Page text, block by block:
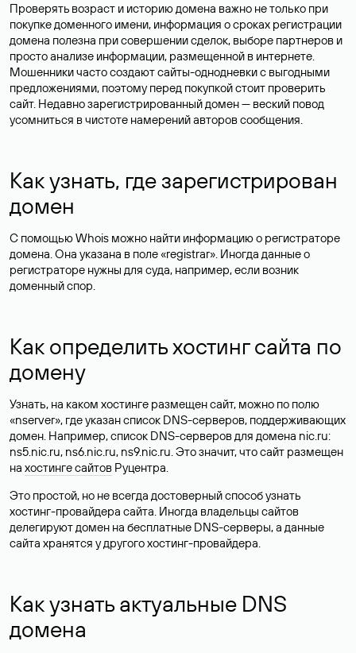
Проверять возраст и историю домена важно не только при
покупке доменного имени, информация о сроках регистрации
домена полезна при совершении сделок, выборе партнеров и
просто анализе информации, размещенной в интернете.
Мошенники часто создают сайты-однодневки с выгодными
предложениями, поэтому перед покупкой стоит проверить
сайт. Недавно зарегистрированный домен — веский повод
усомниться в чистоте намерений авторов сообщения.
Как узнать, где зарегистрирован
домен
С помощью Whois можно найти информацию о регистраторе
домена. Она указана в поле «registrar». Иногда данные о
регистраторе нужны для суда, например, если возник
доменный спор.
Как определить хостинг сайта по
домену
Узнать, на каком хостинге размещен сайт, можно по полю
«nserver», где указан список DNS-серверов, поддерживающих
домен. Например, список DNS-серверов для домена nic.ru:
ns5.nic.ru, ns6.nic.ru, ns9.nic.ru. Это значит, что сайт размещен
на хостинге сайтов Руцентра.
Это простой, но не всегда достоверный способ узнать
хостинг-провайдера сайта. Иногда владельцы сайтов
делегируют домен на бесплатные DNS-серверы, а данные
сайта хранятся у другого хостинг-провайдера.
Как узнать актуальные DNS
домена